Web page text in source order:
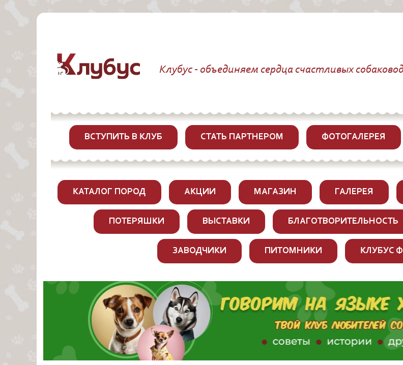
Клубус - объединяем сердца счастливых
ВСТУПИТЬ В КЛУБ СТАТЬ ПАРТНЕРОМ ФОТОГАЛЕРЕЯ
КАТАЛОГ ПОРОД АКЦИИ МАГАЗИН ГАЛЕРЕЯ
ПОТЕРЯШКИ ВЫСТАВКИ БЛАГОТВОРИТЕЛЬНОСТЬ
ЗАВОДЧИКИ ПИТОМНИКИ КЛУБУС